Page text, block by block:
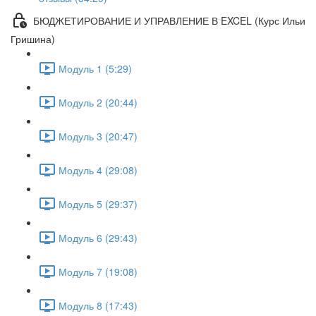
БЮДЖЕТИРОВАНИЕ И УПРАВЛЕНИЕ В EXCEL (Курс Ильи
Гришина)
Модуль 1 (5:29)
Модуль 2 (20:44)
Модуль 3 (20:47)
Модуль 4 (29:08)
Модуль 5 (29:37)
Модуль 6 (29:43)
Модуль 7 (19:08)
Модуль 8 (17:43)